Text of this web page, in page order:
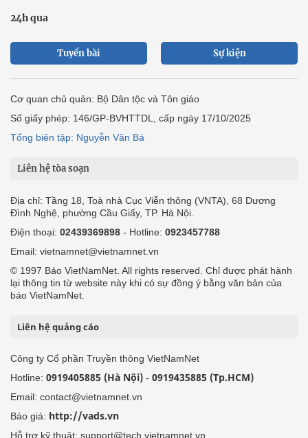
24h qua
Tuyến bài Sự kiện
Cơ quan chủ quản: Bộ Dân tộc và Tôn giáo
Số giấy phép: 146/GP-BVHTTDL, cấp ngày 17/10/2025
Tổng biên tập: Nguyễn Văn Bá
Liên hệ tòa soạn
Địa chỉ: Tầng 18, Toà nhà Cục Viễn thông (VNTA), 68 Dương
Đình Nghệ, phường Cầu Giấy, TP. Hà Nội.
Điện thoại: 02439369898 - Hotline: 0923457788
Email: vietnamnet@vietnamnet.vn
© 1997 Báo VietNamNet. All rights reserved. Chỉ được phát hành
lại thông tin từ website này khi có sự đồng ý bằng văn bản của
báo VietNamNet.
Liên hệ quảng cáo
Công ty Cổ phần Truyền thông VietNamNet
Hotline: 0919405885 (Hà Nội) - 0919435885 (Tp.HCM)
Email: contact@vietnamnet.vn
Báo giá: http://vads.vn
Hỗ trợ kỹ thuật: support@tech.vietnamnet.vn